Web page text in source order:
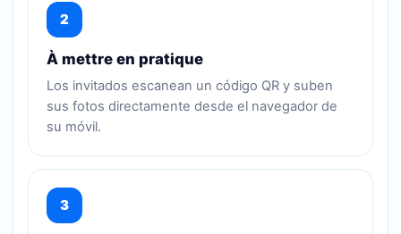
2
À mettre en pratique
Los invitados escanean un código QR y suben
sus fotos directamente desde el navegador de
su móvil.
3